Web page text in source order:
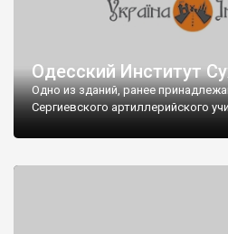
Одесский Институт
Одно из зданий, ранее
Сергиевского артиллерийского